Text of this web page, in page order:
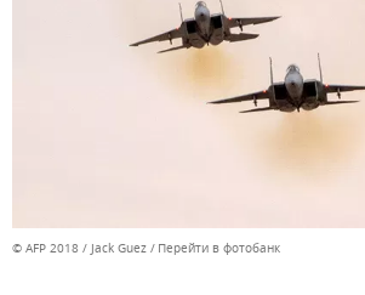
© AFP 2018 / Jack Guez Перейти в фотобанк